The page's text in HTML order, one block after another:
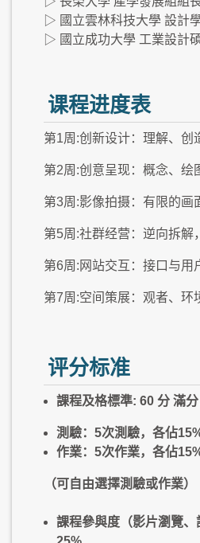
▷ 國立雲林科技大學 設計
▷ 國立成功大學 工業設計
课程进度表
第1周:创新设计：理解、创
第2周:创意呈现：概念、绘
第3周:影像拍摄：有限的画
第5周:社群经营：逆向拆解
第6周:网站交互：接口与用
第7周:空间策展：观者、环
评分标准
課程及格標準: 60 分 滿
測驗：5次測驗，各佔
作業：5次作業，各佔
（可自由選擇測驗或作業）
課程參與度（影片瀏覽